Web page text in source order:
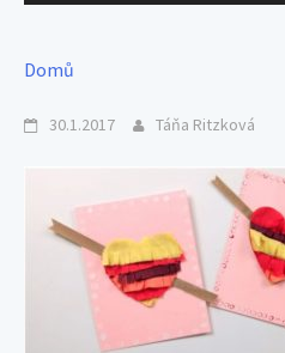
Domů
30.1.2017 Táňa Ritzková